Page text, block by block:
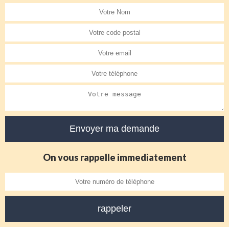
On vous rappelle immediatement